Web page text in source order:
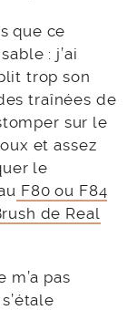
que ce
: j’ai
trop son
traînées de
sur le
et assez
le
F80 ou F84
de Real
m’a pas